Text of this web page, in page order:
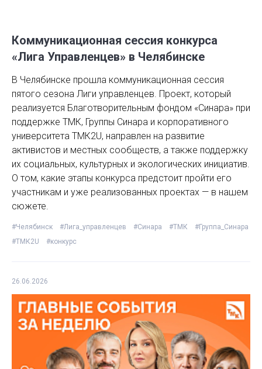
Коммуникационная сессия конкурса
«Лига Управленцев» в Челябинске
В Челябинске прошла коммуникационная сессия
пятого сезона Лиги управленцев. Проект, который
реализуется Благотворительным фондом «Синара» при
поддержке ТМК, Группы Синара и корпоративного
университета ТМК2U, направлен на развитие
активистов и местных сообществ, а также поддержку
их социальных, культурных и экологических инициатив.
О том, какие этапы конкурса предстоит пройти его
участникам и уже реализованных проектах — в нашем
сюжете.
#Челябинск #Лига_управленцев #Синара #ТМК
#Группа_Синара
#ТМК2U
#конкурс
26.06.2026